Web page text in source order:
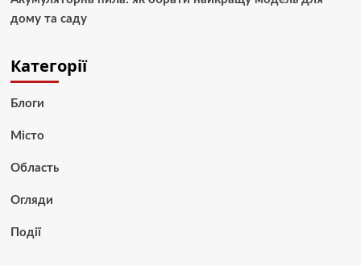
дому та саду
Категорії
Блоги
Місто
Область
Огляди
Події